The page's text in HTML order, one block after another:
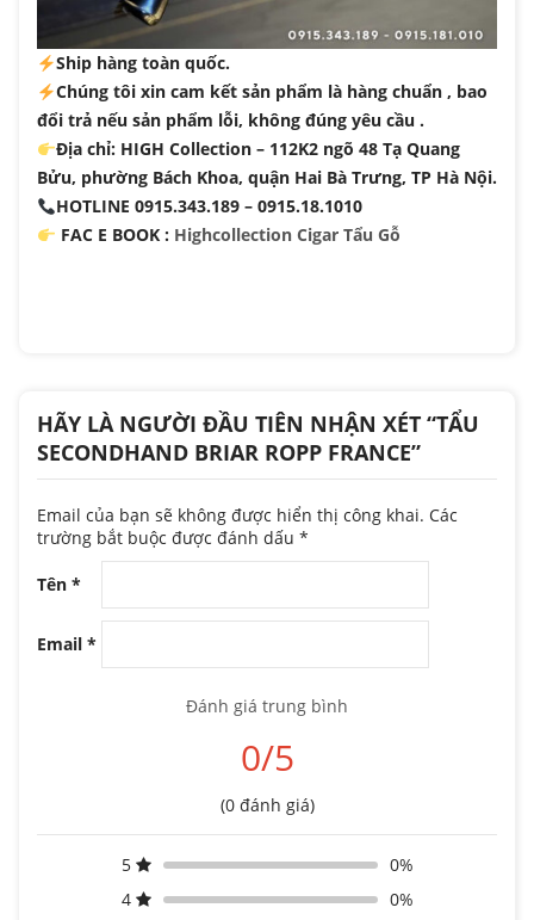
Ship hàng toàn quốc.
Chúng tôi xin cam kết sản phẩm là hàng chuẩn , bao
đổi trả nếu sản phẩm lỗi, không đúng yêu cầu .
Địa chỉ: HIGH Collection – 112K2 ngõ 48 Tạ Quang
Bửu, phường Bách Khoa, quận Hai Bà Trưng, TP Hà Nội.
HOTLINE 0915.343.189 – 0915.18.1010
FAC E BOOK : Highcollection Cigar Tẩu Gỗ
HÃY LÀ NGƯỜI ĐẦU TIÊN NHẬN XÉT “TẨU
SECONDHAND BRIAR ROPP FRANCE”
Email của bạn sẽ không được hiển thị công khai. Các
trường bắt buộc được đánh dấu *
Tên *
Email *
Đánh giá trung bình
0/5
(0 đánh giá)
5
0%
4
0%